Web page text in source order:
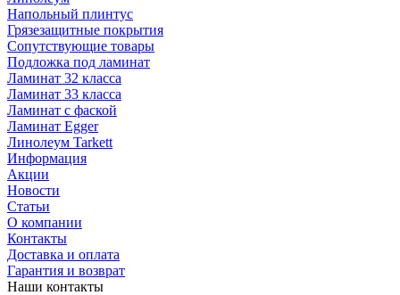
Напольный плинтус
Грязезащитные покрытия
Сопутствующие товары
Подложка под ламинат
Ламинат 32 класса
Ламинат 33 класса
Ламинат с фаской
Ламинат Egger
Линолеум Tarkett
Информация
Акции
Новости
Статьи
О компании
Контакты
Доставка и оплата
Гарантия и возврат
Наши контакты